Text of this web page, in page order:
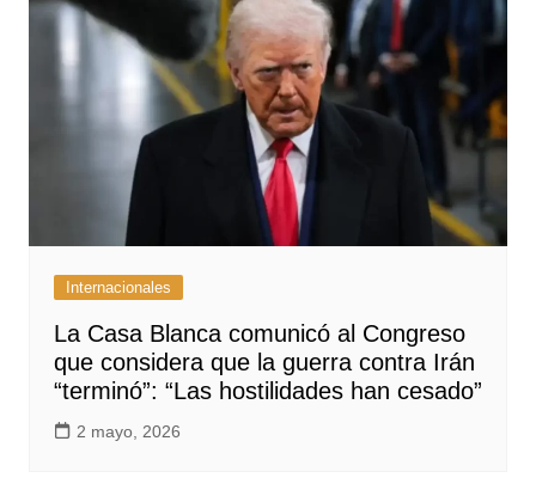
Internacionales
La Casa Blanca comunicó al Congreso
que considera que la guerra contra Irán
“terminó”: “Las hostilidades han cesado”
2 mayo, 2026